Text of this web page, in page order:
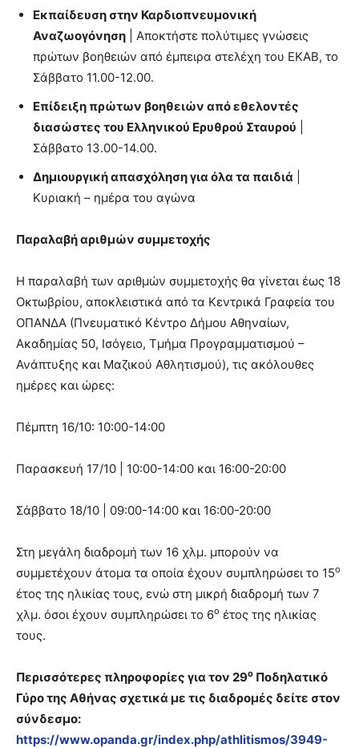
Εκπαίδευση στην Καρδιοπνευμονική
Αναζωογόνηση | Αποκτήστε πολύτιμες γνώσεις
πρώτων βοηθειών από έμπειρα στελέχη του ΕΚΑΒ, το
Σάββατο 11.00-12.00.
Επίδειξη πρώτων βοηθειών από εθελοντές
διασώστες του Ελληνικού Ερυθρού Σταυρού
Σάββατο 13.00-14.00.
Δημιουργική απασχόληση για όλα τα παιδιά
Κυριακή – ημέρα του αγώνα
Παραλαβή αριθμών συμμετοχής
Η παραλαβή των αριθμών συμμετοχής θα γίνεται έως 18
Οκτωβρίου, αποκλειστικά από τα Κεντρικά Γραφεία του
ΟΠΑΝΔΑ (Πνευματικό Κέντρο Δήμου Αθηναίων,
Ακαδημίας 50, Ισόγειο, Τμήμα Προγραμματισμού –
Ανάπτυξης και Μαζικού Αθλητισμού), τις ακόλουθες
ημέρες και ώρες:
Πέμπτη 16/10: 10:00-14:00
Παρασκευή 17/10 | 10:00-14:00 και 16:00-20:00
Σάββατο 18/10 | 09:00-14:00 και 16:00-20:00
Στη μεγάλη διαδρομή των 16 χλμ. μπορούν να
συμμετέχουν άτομα τα οποία έχουν συμπληρώσει το 15ο
έτος της ηλικίας τους, ενώ στη μικρή διαδρομή των 7
χλμ. όσοι έχουν συμπληρώσει το 6ο έτος της ηλικίας
τους.
Περισσότερες πληροφορίες για τον 29ο Ποδηλατικό
Γύρο της Αθήνας σχετικά με τις διαδρομές δείτε στον
σύνδεσμο:
https://www.opanda.gr/index.php/athlitismos/3949-